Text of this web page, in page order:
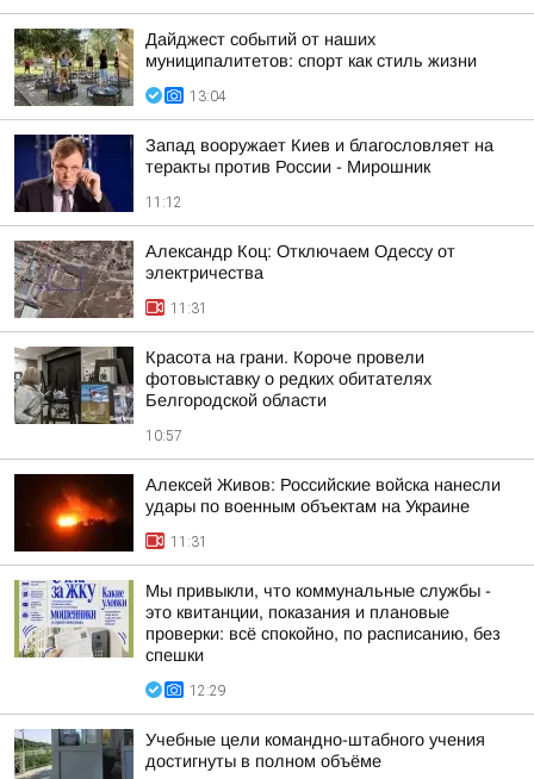
Дайджест событий от наших
муниципалитетов: спорт как стиль жизни
13:04
Запад вооружает Киев и благословляет на
теракты против России - Мирошник
11:12
Александр Коц: Отключаем Одессу от
электричества
11:31
Красота на грани. Короче провели
фотовыставку о редких обитателях
Белгородской области
10:57
Алексей Живов: Российские войска нанесли
удары по военным объектам на Украине
11:31
Мы привыкли, что коммунальные службы -
это квитанции, показания и плановые
проверки: всё спокойно, по расписанию, без
спешки
12:29
Учебные цели командно-штабного учения
достигнуты в полном объёме